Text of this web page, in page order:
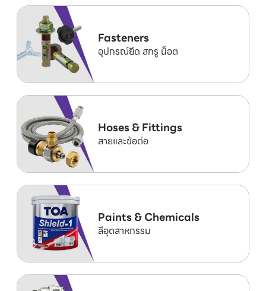
Fasteners
อุปกรณ์ยึด สกรู น็อต
Hoses & Fittings
สายและข้อต่อ
Paints & Chemicals
สีอุตสาหกรรม